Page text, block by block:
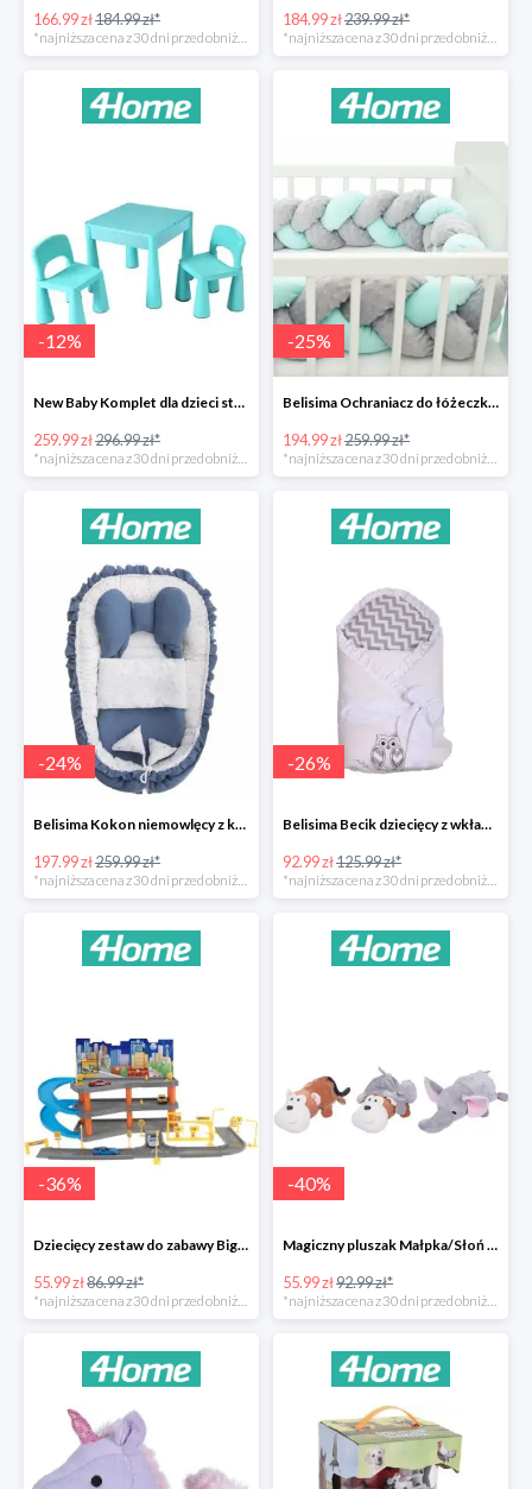
166.99 zł184.99 zł* 184.99 zł239.99 zł*
-12%
New Baby Komplet dla dzieci stolik i krzesełka -12%
259.99 zł296.99 zł*
*najniższa cena z 30 dni przed obniżką
-25%
Belisima Ochraniacz do łóżeczka Warkocz -25%
194.99 zł259.99 zł*
*najniższa cena z 30 dni przed obniżką
-24%
Belisima Kokon niemowlęcy z kołderką Angel Baby-23%
197.99 zł259.99 zł*
-26%
Belisima Becik dziecięcy z wkładem kokosowym Inteligentna sówka -26%
92.99 zł125.99 zł*
-36%
Dziecięcy zestaw do zabawy Big garage -36%
55.99 zł86.99 zł*
*najniższa cena z 30 dni przed obniżką
-40%
Magiczny pluszak Małpka/Słoń -40%
55.99 zł92.99 zł*
*najniższa cena z 30 dni przed obniżką